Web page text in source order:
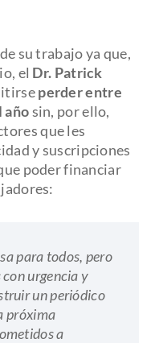
su trabajo ya que,
el Dr. Patrick
perder entre
añosin, por ello,
que les
y suscripciones
poder financiar
para todos, pero
urgencia y
un periódico
próxima
a